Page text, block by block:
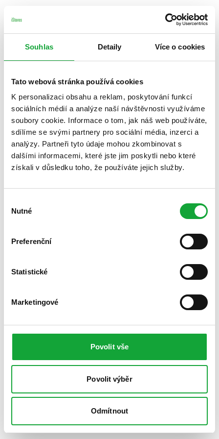
Souhlas Detaily Více o cookies
Tato webová stránka používá cookies
K personalizaci obsahu a reklam, poskytování funkcí
sociálních médií a analýze naší návštěvnosti využíváme
soubory cookie. Informace o tom, jak náš web používáte,
sdílíme se svými partnery pro sociální média, inzerci a
analýzy. Partneři tyto údaje mohou zkombinovat s
dalšími informacemi, které jste jim poskytli nebo které
získali v důsledku toho, že používáte jejich služby.
souhlasu
Nutné
Preferenční
Statistické
Marketingové
Povolit vše
Povolit výběr
Odmítnout